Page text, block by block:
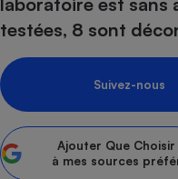
testées, 8 sont
Suivez-nous
Ajouter Que Choisir
à mes sources
Choisir son fioul
Choisir son pellet
Comparateur